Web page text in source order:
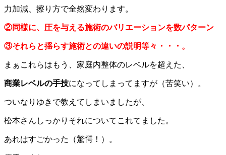
力加減、擦り方で全然変わります。
②同様に、圧を与える施術のバリエーションを数パターン
③それらと揺らす施術との違いの説明等々・・・。
まぁこれらはもう、家庭内整体のレベルを超えた、
商業レベルの手技になってしまってますが（苦笑い）。
ついなりゆきで教えてしまいましたが、
松本さんしっかりそれについてこれてました。
あれはすごかった（驚愕！）。